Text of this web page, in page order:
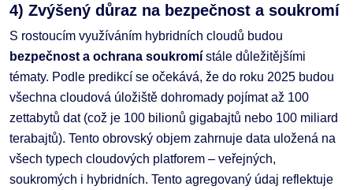
4) Zvýšený důraz na bezpečnost a soukromí
S rostoucím využíváním hybridních cloudů budou
bezpečnost a ochrana soukromí stále důležitějšími
tématy. Podle predikcí se očekává, že do roku 2025 budou
všechna cloudová úložiště dohromady pojímat až 100
zettabytů dat (což je 100 bilionů gigabajtů nebo 100 miliard
terabajtů). Tento obrovský objem zahrnuje data uložená na
všech typech cloudových platforem – veřejných,
soukromých i hybridních. Tento agregovaný údaj reflektuje